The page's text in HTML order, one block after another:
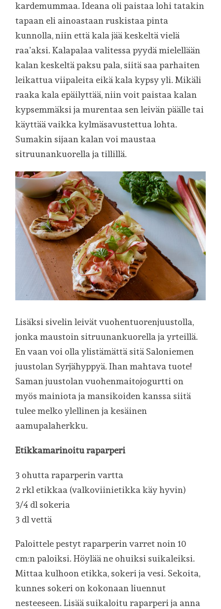
kardemummaa. Ideana oli paistaa lohi tatakin
tapaan eli ainoastaan ruskistaa pinta
kunnolla, niin että kala jää keskeltä vielä
raa’aksi. Kalapalaa valitessa pyydä mielellään
kalan keskeltä paksu pala, siitä saa parhaiten
leikattua viipaleita eikä kala kypsy yli. Mikäli
raaka kala epäilyttää, niin voit paistaa kalan
kypsemmäksi ja murentaa sen leivän päälle tai
käyttää vaikka kylmäsavustettua lohta.
Sumakin sijaan kalan voi maustaa
sitruunankuorella ja tillillä.
Lisäksi sivelin leivät vuohentuorenjuustolla,
jonka maustoin sitruunankuorella ja yrteillä.
En vaan voi olla ylistämättä sitä Saloniemen
juustolan Syrjähyppyä. Ihan mahtava tuote!
Saman juustolan vuohenmaitojogurtti on
myös mainiota ja mansikoiden kanssa siitä
tulee melko ylellinen ja kesäinen
aamupalaherkku.
Etikkamarinoitu raparperi
3 ohutta raparperin vartta
2 rkl etikkaa (valkoviinietikka käy hyvin)
3/4 dl sokeria
3 dl vettä
Paloittele pestyt raparperin varret noin 10
cm:n paloiksi. Höylää ne ohuiksi suikaleiksi.
Mittaa kulhoon etikka, sokeri ja vesi. Sekoita,
kunnes sokeri on kokonaan liuennut
nesteeseen. Lisää suikaloitu raparperi ja anna